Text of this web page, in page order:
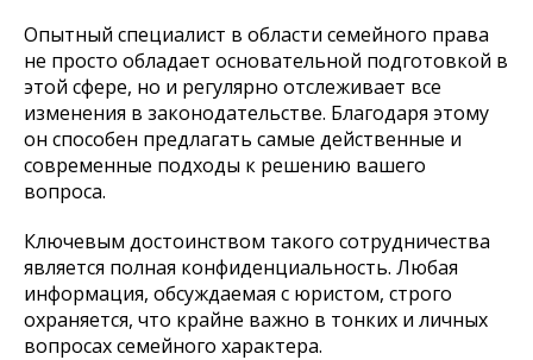
Опытный специалист в области семейного права
не просто обладает основательной подготовкой в
этой сфере, но и регулярно отслеживает все
изменения в законодательстве. Благодаря этому
он способен предлагать самые действенные и
современные подходы к решению вашего
вопроса.
Ключевым достоинством такого сотрудничества
является полная конфиденциальность. Любая
информация, обсуждаемая с юристом, строго
охраняется, что крайне важно в тонких и личных
вопросах семейного характера.